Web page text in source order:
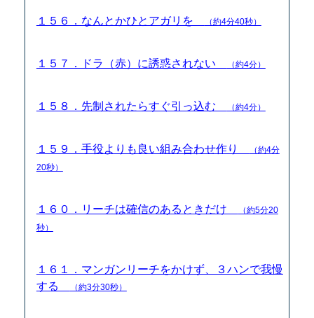
１５６．なんとかひとアガリを （約4分40秒）
１５７．ドラ（赤）に誘惑されない （約4分）
１５８．先制されたらすぐ引っ込む （約4分）
１５９．手役よりも良い組み合わせ作り
（約4分
20秒）
１６０．リーチは確信のあるときだけ
（約5分20
秒）
１６１．マンガンリーチをかけず、３ハンで我慢
する
（約3分30秒）